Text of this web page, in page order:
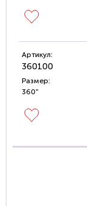
Артикул:
360100
Размер:
360"